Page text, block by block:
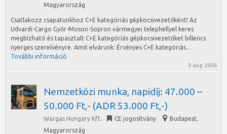
Magyarország
Csatlakozz csapatunkhoz C+E kategóriás gépkocsivezetőként! Az
Udvardi-Cargo Győr-Moson-Sopron vármegyei telephellyel keres
megbízható és tapasztalt C+E kategóriás gépkocsivezetőket billencs
nyerges szerelvényre. Amit elvárunk: Érvényes C+E kategóriás…
További információ
3 aug 2026
Nemzetközi munka, napidíj: 47.000 –
50.000 Ft,- (ADR 53.000 Ft,-)
Wargas Hungary Kft. CE jogosítvány Budapest,
Magyarország